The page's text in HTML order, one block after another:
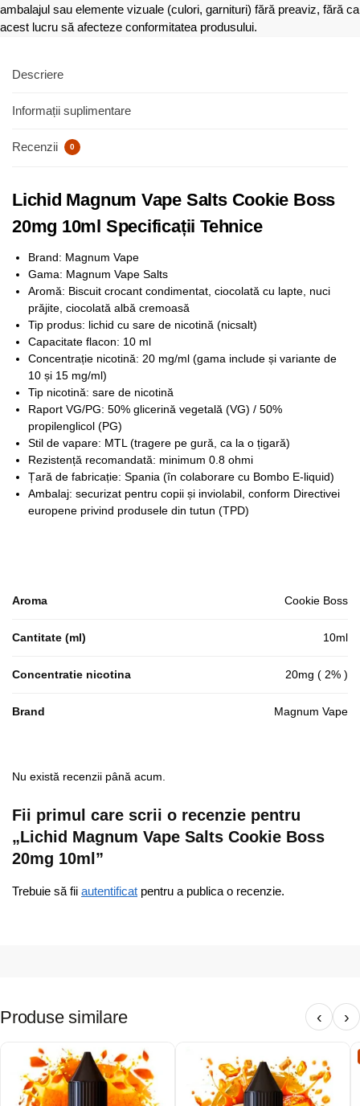
ambalajul sau elemente vizuale (culori, garnituri) fără preaviz, fără ca
acest lucru să afecteze conformitatea produsului.
Descriere
Informații suplimentare
Recenzii 0
Lichid Magnum Vape Salts Cookie Boss
20mg 10ml Specificații Tehnice
Brand: Magnum Vape
Gama: Magnum Vape Salts
Aromă: Biscuit crocant condimentat, ciocolată cu lapte, nuci
prăjite, ciocolată albă cremoasă
Tip produs: lichid cu sare de nicotină (nicsalt)
Capacitate flacon: 10 ml
Concentrație nicotină: 20 mg/ml (gama include și variante de
10 și 15 mg/ml)
Tip nicotină: sare de nicotină
Raport VG/PG: 50% glicerină vegetală (VG) / 50%
propilenglicol (PG)
Stil de vapare: MTL (tragere pe gură, ca la o țigară)
Rezistență recomandată: minimum 0.8 ohmi
Țară de fabricație: Spania (în colaborare cu Bombo E-liquid)
Ambalaj: securizat pentru copii și inviolabil, conform Directivei
europene privind produsele din tutun (TPD)
Aroma Cookie Boss
Cantitate (ml) 10ml
Concentratie nicotina 20mg ( 2% )
Brand Magnum Vape
Nu există recenzii până acum.
Fii primul care scrii o recenzie pentru
„Lichid Magnum Vape Salts Cookie Boss
20mg 10ml”
Trebuie să fii autentificat pentru a publica o recenzie.
Produse similare ‹ ›